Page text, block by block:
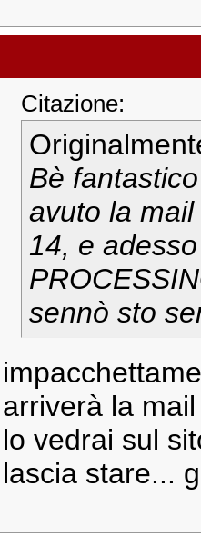
Citazione:
Bè
avuto la
14, e
sennò sto
arriverà la
lo vedrai sul
lascia stare...